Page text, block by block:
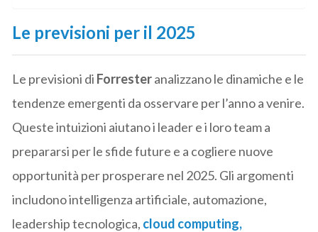
Le previsioni per il 2025
Le previsioni di Forresteranalizzano le dinamiche e le
tendenze emergenti da osservare per l’anno a venire.
Queste intuizioni aiutano i leader e i loro team a
prepararsi per le sfide future e a cogliere nuove
opportunità per prosperare nel 2025. Gli argomenti
includono intelligenza artificiale, automazione,
leadership tecnologica, cloud computing,